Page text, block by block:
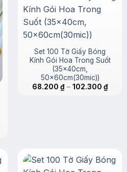
₫.
Set 100 Tờ Giấy Bóng
Kính Gói Hoa Trong Suốt
(35x40cm,
50x60cm(30mic))
68.200 ₫ – 102.300 ₫
giá: